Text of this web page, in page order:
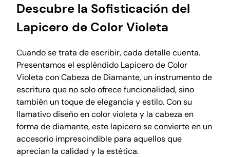
i
o
e
t
a
c
a
b
e
z
a
Descubre la Sofisticación del
Lapicero de Color Violeta
Cuando se trata de escribir, cada detalle cuenta.
Presentamos el espléndido Lapicero de Color
Violeta con Cabeza de Diamante, un instrumento de
escritura que no solo ofrece funcionalidad, sino
también un toque de elegancia y estilo. Con su
llamativo diseño en color violeta y la cabeza en
forma de diamante, este lapicero se convierte en un
accesorio imprescindible para aquellos que
aprecian la calidad y la estética.